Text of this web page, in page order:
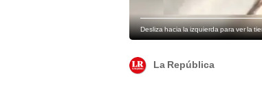
Desliza hacia la izquierda para ver la
La República